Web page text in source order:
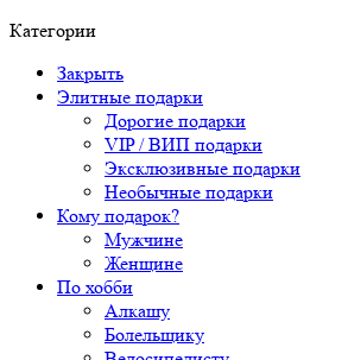
Категории
Закрыть
Элитные подарки
Дорогие подарки
VIP / ВИП подарки
Эксклюзивные подарки
Необычные подарки
Кому подарок?
Мужчине
Женщине
По хобби
Алкашу
Болельщику